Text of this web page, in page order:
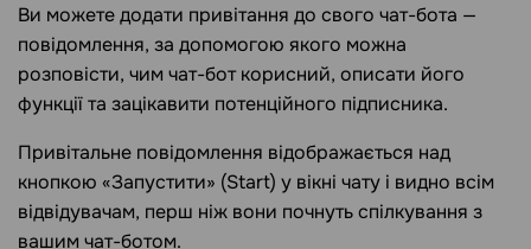
Ви можете додати привітання до свого чат-бота —
повідомлення, за допомогою якого можна
розповісти, чим чат-бот корисний, описати його
функції та зацікавити потенційного підписника.
Привітальне повідомлення відображається над
кнопкою «Запустити» (Start) у вікні чату і видно всім
відвідувачам, перш ніж вони почнуть спілкування з
вашим чат-ботом.